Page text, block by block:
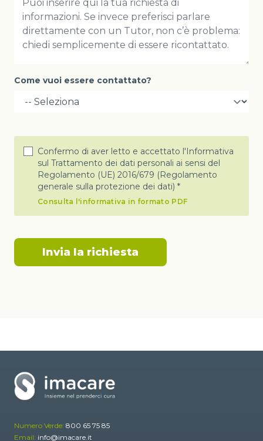
Come vuoi essere contattato?
Confermo di aver letto e accettato l'Informativa
sul Trattamento dei dati personali ai sensi del
Regolamento (UE) 2016/679 (Regolamento
generale sulla protezione dei dati) *
Consulta l'informativa in formato PDF
Numero Verde: 800 65 75 85
Email: info@imacare.it